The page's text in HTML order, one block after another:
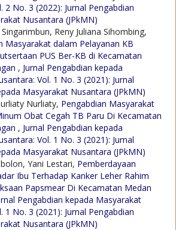
2 No. 3 (2022): Jurnal Pengabdian
Nusantara (JPkMN)
Reny Juliana Sihombing,
Masyarakat dalam Pelayanan KB
PUS Ber-KB di Kecamatan
, Jurnal Pengabdian kepada
Vol. 1 No. 3 (2021): Jurnal
Masyarakat Nusantara (JPkMN)
Nurliaty, Pengabdian Masyarakat
Obat Cegah TB Paru Di Kecamatan
, Jurnal Pengabdian kepada
Vol. 1 No. 3 (2021): Jurnal
Masyarakat Nusantara (JPkMN)
Yani Lestari, Pemberdayaan
Ibu Terhadap Kanker Leher Rahim
Papsmear Di Kecamatan Medan
Pengabdian kepada Masyarakat
1 No. 3 (2021): Jurnal Pengabdian
Nusantara (JPkMN)